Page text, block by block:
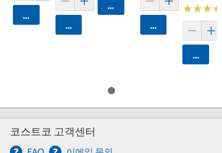
카트에 담기
카트에 담기
카트에 담기
카트에 담기
★★★
★★★
카트에
코스트코 고객센터